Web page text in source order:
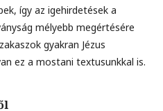
így az igehirdetések a
mélyebb megértésére
gyakran Jézus
ez a mostani textusunkkal is.